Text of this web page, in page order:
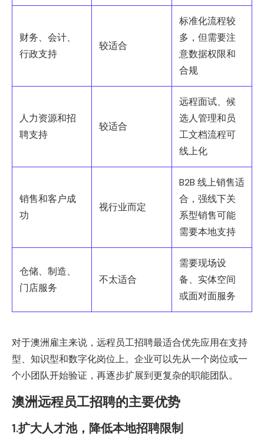
财务、会计、
行政支持
较适合
标准化流程较
多，但需要注
意数据权限和
合规
人力资源和招
聘支持
较适合
远程面试、候
选人管理和员
工文档流程可
线上化
销售和客户成
功
视行业而定
B2B 线上销售适
合，强线下关
系型销售可能
需要本地支持
仓储、制造、
门店服务
不太适合
需要现场设
备、实体空间
或面对面服务
对于澳洲雇主来说，远程员工招聘最适合优先应用在支持
型、知识型和数字化岗位上。企业可以先从一个岗位或一
个小团队开始验证，再逐步扩展到更复杂的职能团队。
澳洲远程员工招聘的主要优势
1.扩大人才池，降低本地招聘限制